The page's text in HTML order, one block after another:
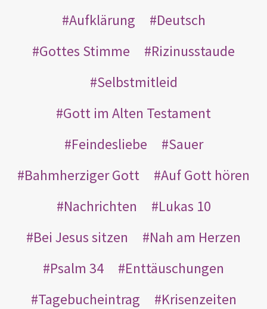
Aufklärung
Deutsch
Gottes Stimme
Rizinusstaude
Selbstmitleid
Gott im Alten Testament
Feindesliebe
Sauer
Bahmherziger Gott
Auf Gott hören
Nachrichten
Lukas 10
Bei Jesus sitzen
Nah am Herzen
Psalm 34
Enttäuschungen
Tagebucheintrag
Krisenzeiten